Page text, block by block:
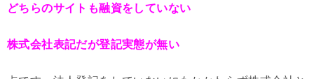
どちらのサイトも融資をしていない
株式会社表記だが登記実態が無い